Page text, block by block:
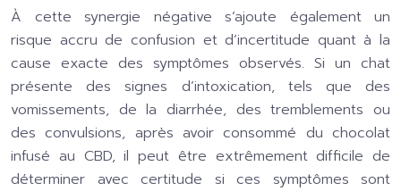
À cette synergie négative s’ajoute également un
risque accru de confusion et d’incertitude quant à la
cause exacte des symptômes observés. Si un chat
présente des signes d’intoxication, tels que des
vomissements, de la diarrhée, des tremblements ou
des convulsions, après avoir consommé du chocolat
infusé au CBD, il peut être extrêmement difficile de
déterminer avec certitude si ces symptômes sont